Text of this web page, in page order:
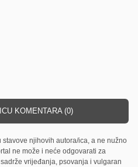
KOMENTARA (0)
stavove njihovih autora/ica, a ne nužno
ne može i neće odgovarati za
vrijeđanja, psovanja i vulgaran